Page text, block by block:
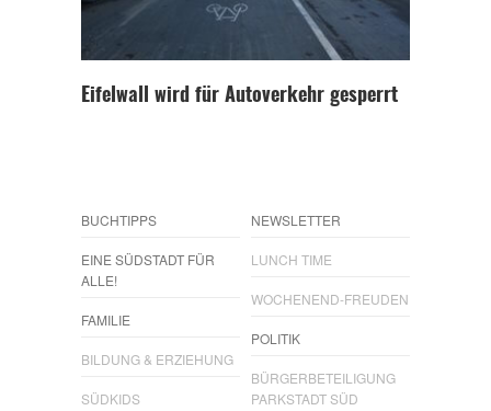
Eifelwall wird für Autoverkehr gesperrt
BUCHTIPPS
EINE SÜDSTADT FÜR
ALLE!
FAMILIE
BILDUNG & ERZIEHUNG
SÜDKIDS
NEWSLETTER
LUNCH TIME
WOCHENEND-FREUDEN
POLITIK
BÜRGERBETEILIGUNG
PARKSTADT SÜD